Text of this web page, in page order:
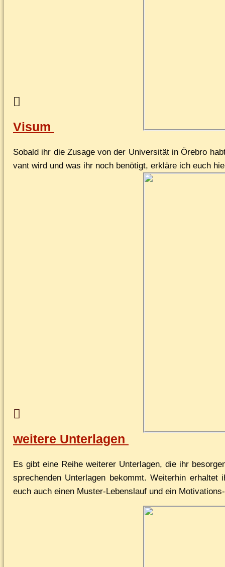
Visum
So­bald ihr die Zu­sa­ge von der Uni­ver­si­tät in Öre­b­ro
vant wird und was ihr noch be­nö­tigt, er­klä­re ich euch
wei­te­re Unterlagen
Es gibt ei­ne Rei­he wei­te­rer Un­ter­la­gen, die ihr
spre­chen­den Un­ter­la­gen be­kommt. Wei­ter­hin
euch auch ei­nen Mus­ter-Le­bens­lauf und ein